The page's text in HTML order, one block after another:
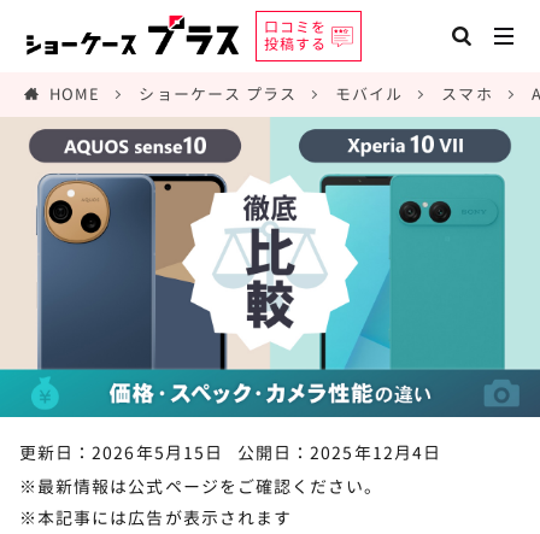
口コミを
投稿する
HOME ショーケース プラス モバイル スマホ
更新日：2026年5月15日
公開日：2025年12月4日
※最新情報は公式ページをご確認ください。
※本記事には広告が表示されます